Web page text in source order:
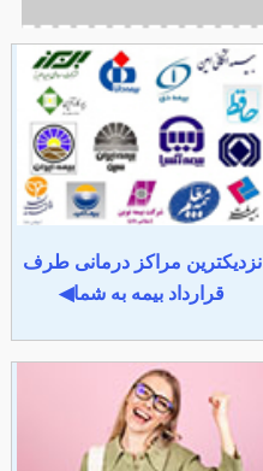
نزدیکترین مراکز درمانی طرف
قرارداد بیمه به شما◀